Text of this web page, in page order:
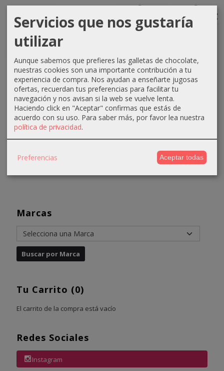
Marcas
Tu Carrito (0)
El carrito de la compra está vacío
Redes Sociales
Instagram
-1 €
Crema
oxigenada
Techline
1000ml
20...
2,90 €
3,90 €
Crema
oxigenada
Techline
75ml 40...
0,70 €
1,10 €
-3 €
Crema
oxigenada
Absoluk
1000ml
20...
3,50 €
-3 €
Crema
oxigenada
1000ml
3,50 €
Servicios que nos gustaría
utilizar
Aunque sabemos que prefieres las galletas de chocolate,
nuestras cookies son una importante contribución a tu
experiencia de compra. Nos ayudan a enseñarte jugosas
ofertas, recuerdan tus preferencias para facilitar tu
navegación y nos avisan si la web se vuelve lenta.
Haciendo click en "Aceptar" confirmas que estás de
acuerdo con su uso. Para saber más, por favor lea nuestra
política de privacidad.
Preferencias Aceptar todas